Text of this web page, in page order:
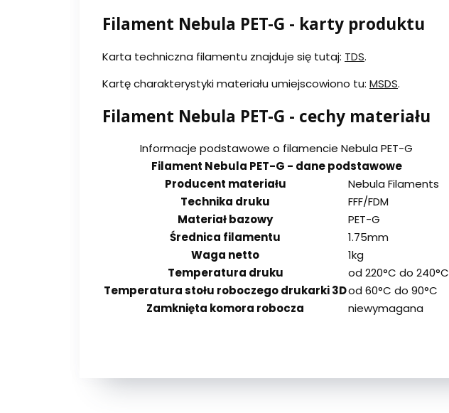
Filament Nebula PET-G - karty produktu
Karta techniczna filamentu znajduje się tutaj: TDS.
Kartę charakterystyki materiału umiejscowiono tu: MSDS.
Filament Nebula PET-G - cechy materiału
Informacje podstawowe o filamencie Nebula PET-G
Filament Nebula PET-G - dane podstawowe
Producent materiału
Nebula Filaments
Technika druku
FFF/FDM
Materiał bazowy
PET-G
Średnica filamentu
1.75mm
Waga netto
1kg
Temperatura druku
od 220°C do 240°C
Temperatura stołu roboczego drukarki 3Dod 60°C do 90°C
Zamknięta komora robocza
niewymagana